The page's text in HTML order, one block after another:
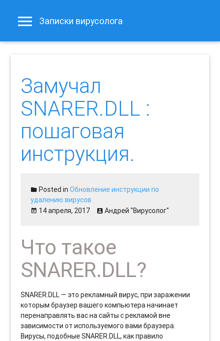
Записки вирусолога
Замучал
SNARER.DLL :
пошаговая
инструкция.
Posted inОбновление инструкции по
удалению вирусов
14 апреля, 2017
Андрей "Вирусолог"
Что такое
SNARER.DLL?
SNARER.DLL — это рекламный вирус, при заражении
которым браузер вашего компьютера начинает
перенаправлять вас на сайты с рекламой вне
зависимости от используемого вами браузера.
Вирусы, подобные SNARER.DLL, как правило